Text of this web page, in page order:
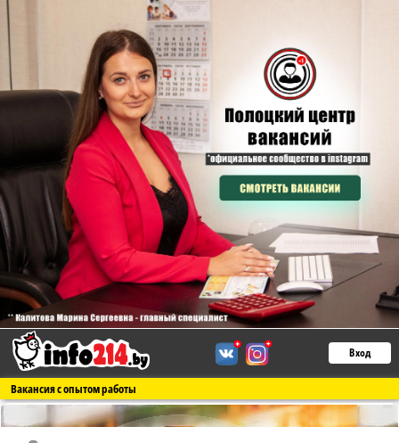
Вход
Вакансия с опытом работы